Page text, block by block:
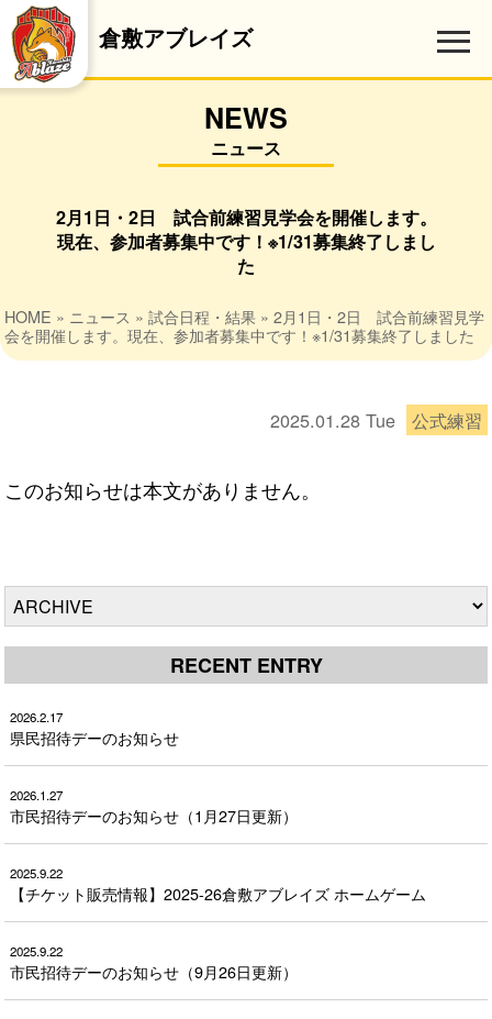
倉敷アブレイズ
NEWS
ニュース
2月1日・2日 試合前練習見学会を開催します。
現在、参加者募集中です！※1/31募集終了しまし
た
HOME » ニュース »試合日程・結果 » 2月1日・2日 試合前練習見学
会を開催します。現在、参加者募集中です！※1/31募集終了しました
2025.01.28 Tue 公式練習
このお知らせは本文がありません。
RECENT ENTRY
2026.2.17
県民招待デーのお知らせ
2026.1.27
市民招待デーのお知らせ（1月27日更新）
2025.9.22
【チケット販売情報】2025-26倉敷アブレイズ ホームゲーム
2025.9.22
市民招待デーのお知らせ（9月26日更新）